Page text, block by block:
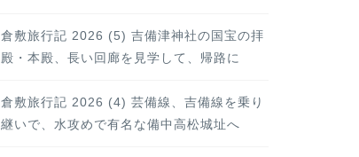
倉敷旅行記 2026 (5) 吉備津神社の国宝の拝
殿・本殿、長い回廊を見学して、帰路に
倉敷旅行記 2026 (4) 芸備線、吉備線を乗り
継いで、水攻めで有名な備中高松城址へ